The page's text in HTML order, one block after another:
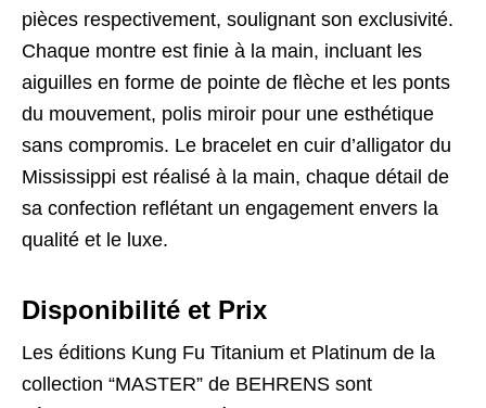
pièces respectivement, soulignant son exclusivité.
Chaque montre est finie à la main, incluant les
aiguilles en forme de pointe de flèche et les ponts
du mouvement, polis miroir pour une esthétique
sans compromis. Le bracelet en cuir d’alligator du
Mississippi est réalisé à la main, chaque détail de
sa confection reflétant un engagement envers la
qualité et le luxe.
Disponibilité et Prix
Les éditions Kung Fu Titanium et Platinum de la
collection “MASTER” de BEHRENS sont